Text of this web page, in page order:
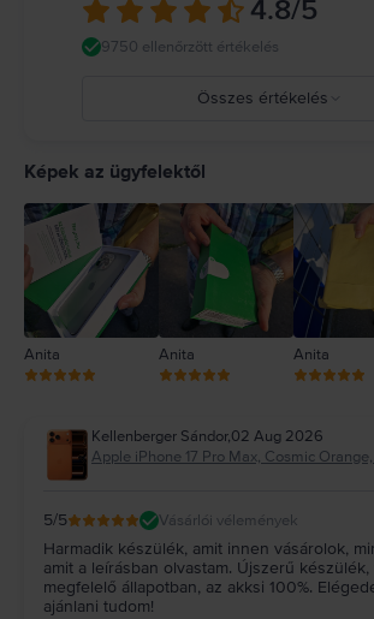
https://support.apple.com/ro-ro/guide/iphone/
4.8/5
9750 ellenőrzött értékelés
Összes értékelés
2
1
Képek az ügyfelektől
Anita Anita Anita
Kellenberger Sándor,02 Aug 2026
Apple iPhone 17 Pro Max, Cosmic
5/5 Vásárlói vélemények
Harmadik készülék, amit innen vásárolok,
amit a leírásban olvastam. Újszerű
megfelelő állapotban, az akksi 100%.
ajánlani tudom!